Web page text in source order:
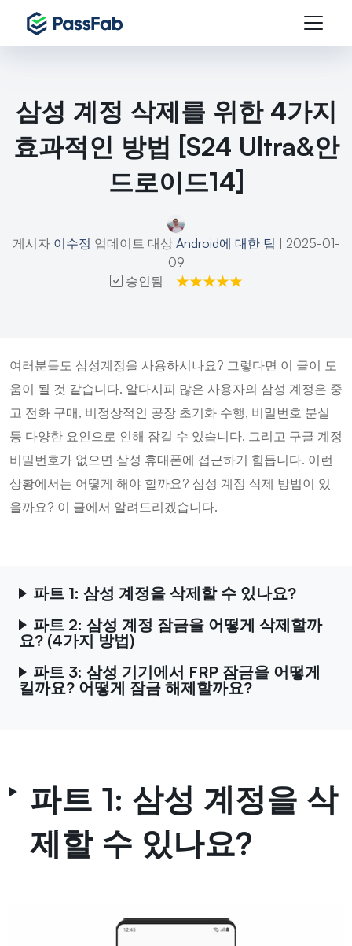
삼성 계정 삭제를 위한 4가지
효과적인 방법 [S24 Ultra&안
드로이드14]
게시자 이수정 업데이트 대상 Android에 대한 팁 | 2025-01-
09
승인됨
여러분들도 삼성계정을 사용하시나요? 그렇다면 이 글이 도
움이 될 것 같습니다. 알다시피 많은 사용자의 삼성 계정은 중
고 전화 구매, 비정상적인 공장 초기화 수행, 비밀번호 분실
등 다양한 요인으로 인해 잠길 수 있습니다. 그리고 구글 계정
비밀번호가 없으면 삼성 휴대폰에 접근하기 힘듭니다. 이런
상황에서는 어떻게 해야 할까요? 삼성 계정 삭제 방법이 있
을까요? 이 글에서 알려드리겠습니다.
파트 1: 삼성 계정을 삭제할 수 있나요?
파트 2: 삼성 계정 잠금을 어떻게 삭제할까
요? (4가지 방법)
파트 3: 삼성 기기에서 FRP 잠금을 어떻게
킬까요? 어떻게 잠금 해제할까요?
파트 1: 삼성 계정을 삭
제할 수 있나요?